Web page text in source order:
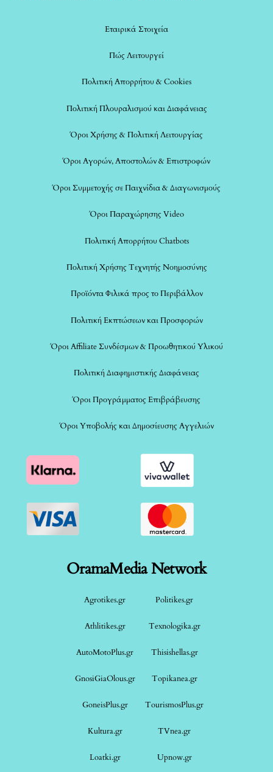
Εταιρικά Στοιχεία
Πώς Λειτουργεί
Πολιτική Απορρήτου & Cookies
Πολιτική Πλουραλισμού και Διαφάνειας
Όροι Χρήσης & Πολιτική Λειτουργίας
Όροι Αγορών, Αποστολών & Επιστροφών
Όροι Συμμετοχής σε Παιχνίδια & Διαγωνισμούς
Όροι Παραχώρησης Video
Πολιτική Απορρήτου Chatbots
Πολιτική Χρήσης Τεχνητής Νοημοσύνης
Προϊόντα Φιλικά προς το Περιβάλλον
Πολιτική Εκπτώσεων και Προσφορών
Όροι Affiliate Συνδέσμων & Προωθητικού Υλικού
Πολιτική Διαφημιστικής Διαφάνειας
Όροι Προγράμματος Επιβράβευσης
Όροι Υποβολής και Δημοσίευσης Αγγελιών
OramaMedia Network
Agrotikes.gr Politikes.gr
Athlitikes.gr Texnologika.gr
AutoMotoPlus.gr Thisishellas.gr
GnosiGiaOlous.gr Topikanea.gr
GoneisPlus.gr TourismosPlus.gr
Kultura.gr TVnea.gr
Loatki.gr Upnow.gr